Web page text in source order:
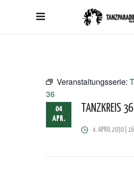
Veranstaltungsserie:
36
04
APR.
TANZKREIS 36
4. APRIL 2030 |